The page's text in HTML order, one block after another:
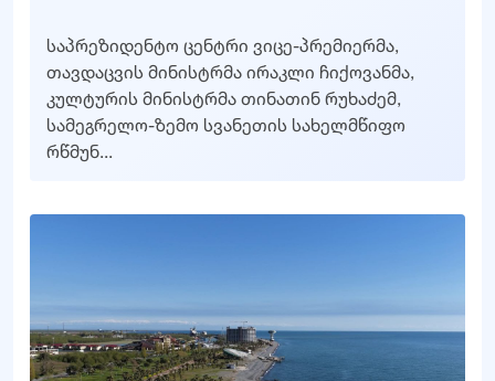
საპრეზიდენტო ცენტრი ვიცე-პრემიერმა,
თავდაცვის მინისტრმა ირაკლი ჩიქოვანმა,
კულტურის მინისტრმა თინათინ რუხაძემ,
სამეგრელო-ზემო სვანეთის სახელმწიფო
რწმუნ...